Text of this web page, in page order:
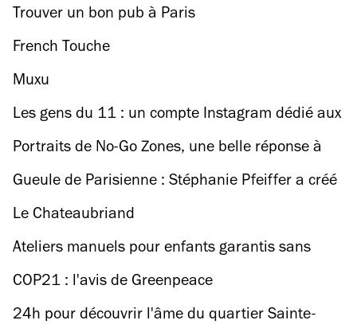
l'Olympia !
Trouver un bon pub à Paris
French Touche
Muxu
Les gens du 11 : un compte Instagram dédié aux
Parisiens de l'arrondissement
Portraits de No-Go Zones, une belle réponse à
Fox News
Gueule de Parisienne : Stéphanie Pfeiffer a créé
le tumblr 'Gueules de Parisiens'
Le Chateaubriand
Ateliers manuels pour enfants garantis sans
pâte à sel
COP21 : l'avis de Greenpeace
24h pour découvrir l'âme du quartier Sainte-